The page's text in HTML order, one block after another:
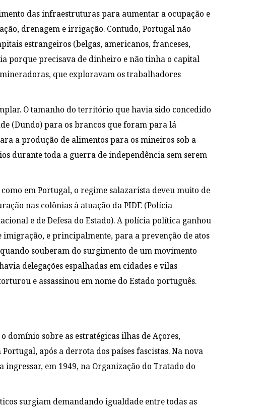
das infraestruturas para aumentar a ocupação e
drenagem e irrigação. Contudo, Portugal não
estrangeiros (belgas, americanos, franceses,
porque precisava de dinheiro e não tinha o capital
que exploravam os trabalhadores
O tamanho do território que havia sido concedido
(Dundo) para os brancos que foram para lá
a produção de alimentos para os mineiros sob a
durante toda a guerra de independência sem serem
em Portugal, o regime salazarista deveu muito de
nas colônias à atuação da PIDE (Polícia
e de Defesa do Estado). A polícia política ganhou
e principalmente, para a prevenção de atos
souberam do surgimento de um movimento
delegações espalhadas em cidades e vilas
e assassinou em nome do Estado português.
domínio sobre as estratégicas ilhas de Açores,
após a derrota dos países fascistas. Na nova
em 1949, na Organização do Tratado do
surgiam demandando igualdade entre todas as